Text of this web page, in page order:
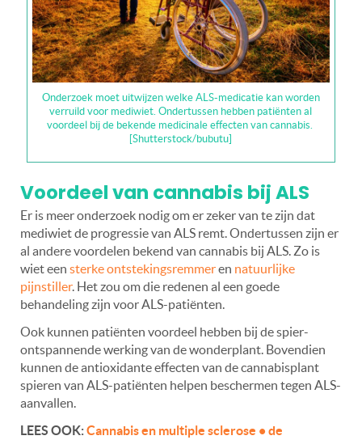
Onderzoek moet uitwijzen welke ALS-medicatie kan worden
verruild voor mediwiet. Ondertussen hebben patiënten al
voordeel bij de bekende medicinale effecten van cannabis.
[Shutterstock/bubutu]
Voordeel van cannabis bij ALS
Er is meer onderzoek nodig om er zeker van te zijn dat
mediwiet de progressie van ALS remt. Ondertussen zijn er
al andere voordelen bekend van cannabis bij ALS. Zo is
wiet een sterke ontstekingsremmeren natuurlijke
pijnstiller. Het zou om die redenen al een goede
behandeling zijn voor ALS-patiënten.
Ook kunnen patiënten voordeel hebben bij de spier-
ontspannende werking van de wonderplant. Bovendien
kunnen de antioxidante effecten van de cannabisplant
spieren van ALS-patiënten helpen beschermen tegen ALS-
aanvallen.
LEES OOK:Cannabis en multiple sclerose • de